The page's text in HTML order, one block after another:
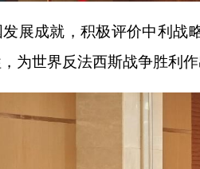
展成就，积极评价中利战
为世界反法西斯战争胜利